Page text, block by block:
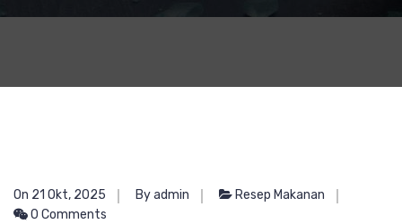
On 21 Okt, 2025 By admin
Resep Makanan
0 Comments